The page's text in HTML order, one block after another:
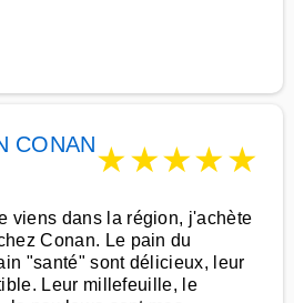
CONAN★★★★★
viens dans la région, j'achète
Conan. Le pain du
"santé" sont délicieux, leur
Leur millefeuille, le